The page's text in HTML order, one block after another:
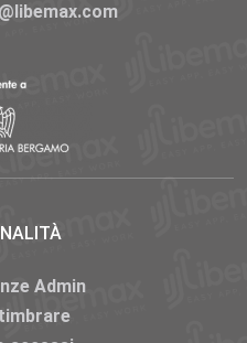
Admin